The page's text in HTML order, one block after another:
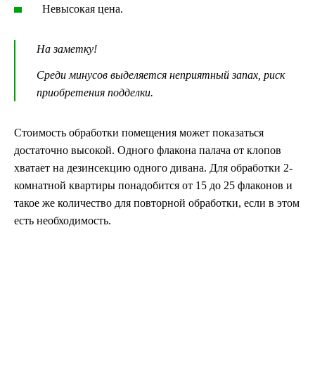
Невысокая цена.
На заметку!
Среди минусов выделяется неприятный запах, риск
приобретения подделки.
Стоимость обработки помещения может показаться
достаточно высокой. Одного флакона палача от клопов
хватает на дезинсекцию одного дивана. Для обработки 2-
комнатной квартиры понадобится от 15 до 25 флаконов и
такое же количество для повторной обработки, если в этом
есть необходимость.